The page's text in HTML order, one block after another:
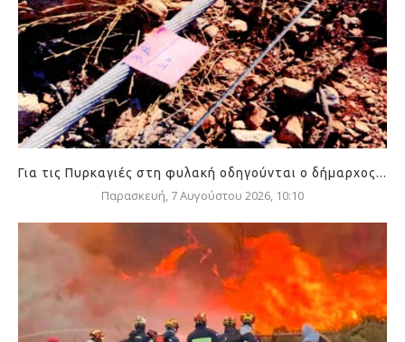
Για τις Πυρκαγιές στη φυλακή οδηγούνται ο δήμαρχος...
Παρασκευή, 7 Αυγούστου 2026, 10:10